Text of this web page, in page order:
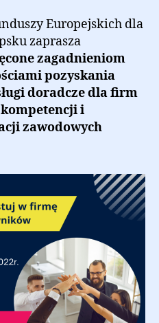
Europejskich dla
zaprasza
zagadnieniom
pozyskania
doradcze dla firm
i
zawodowych